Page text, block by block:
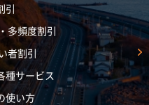
引
多頻度割引
者割引
種サービス
使い方